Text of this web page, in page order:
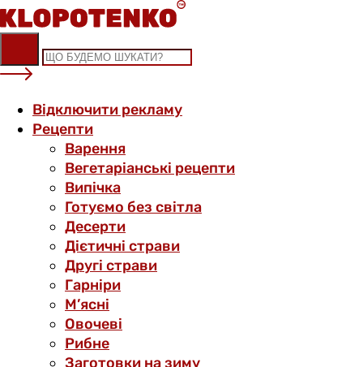
Skip
to
content
Відключити рекламу
Рецепти
Варення
Вегетаріанські рецепти
Випічка
Готуємо без світла
Десерти
Дієтичні страви
Другі страви
Гарніри
М’ясні
Овочеві
Рибне
Заготовки на зиму